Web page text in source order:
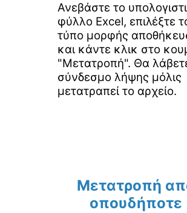
Ανεβάστε το
φύλλο Excel, επιλέξτε
τύπο μορφής
και κάντε κλικ στο
"Μετατροπή". Θα
σύνδεσμο λήψης μόλις
μετατραπεί το αρχείο.
Μετατροπή
οπουδήποτε